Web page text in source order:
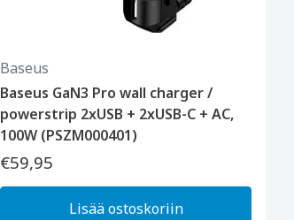
Baseus
Baseus GaN3 Pro wall charger /
powerstrip 2xUSB + 2xUSB-C + AC,
100W (PSZM000401)
€59,95
Lisää ostoskoriin